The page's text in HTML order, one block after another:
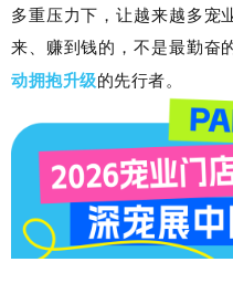
多重压力下，让越来越多宠
来、赚到钱的，不是最勤奋
动拥抱升级的先行者。